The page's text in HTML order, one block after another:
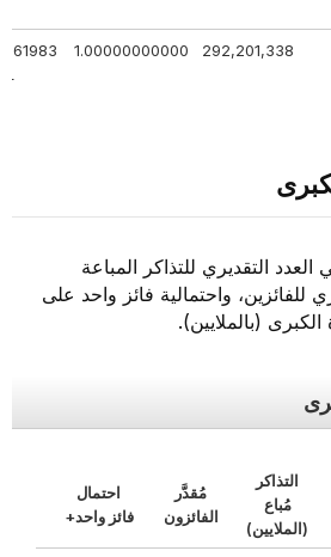
292,201,338
1.00000000000
+ ؟
التقديري للتذاكر المباعة
للفائزين، واحتمالية فائز واحد على
(بالملايين).
التذاكر
مُباع
(الملايين)
مُقدَّر
الفائزون
احتمال
فائز واحد+